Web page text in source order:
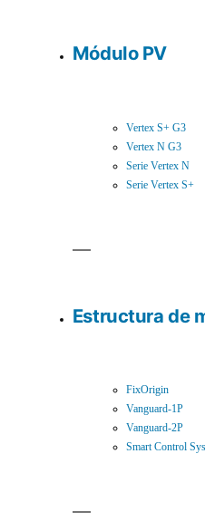
Módulo PV
Vertex S+ G3
Vertex N G3
Serie Vertex N
Serie Vertex S+
Estructura de
FixOrigin
Vanguard-1P
Vanguard-2P
Smart Control